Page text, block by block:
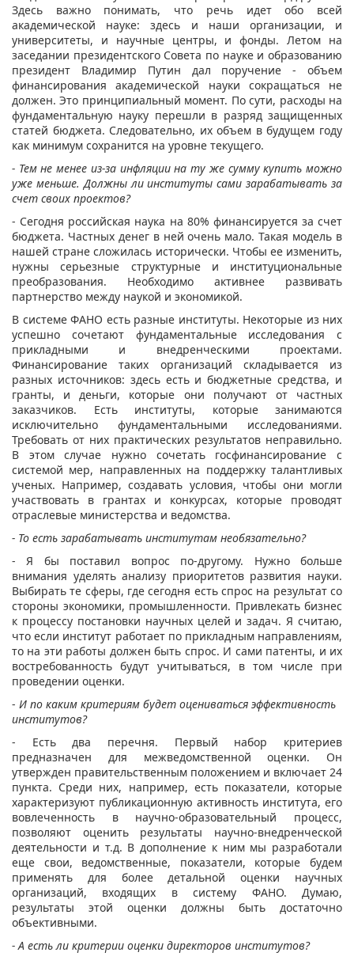
Здесь важно понимать, что речь идет обо всей
академической науке: здесь и наши организации, и
университеты, и научные центры, и фонды. Летом на
заседании президентского Совета по науке и образованию
президент Владимир Путин дал поручение - объем
финансирования академической науки сокращаться не
должен. Это принципиальный момент. По сути, расходы на
фундаментальную науку перешли в разряд защищенных
статей бюджета. Следовательно, их объем в будущем году
как минимум сохранится на уровне текущего.
- Тем не менее из-за инфляции на ту же сумму купить можно
уже меньше. Должны ли институты сами зарабатывать за
счет своих проектов?
- Сегодня российская наука на 80% финансируется за счет
бюджета. Частных денег в ней очень мало. Такая модель в
нашей стране сложилась исторически. Чтобы ее изменить,
нужны серьезные структурные и институциональные
преобразования. Необходимо активнее развивать
партнерство между наукой и экономикой.
В системе ФАНО есть разные институты. Некоторые из них
успешно сочетают фундаментальные исследования с
прикладными и внедренческими проектами.
Финансирование таких организаций складывается из
разных источников: здесь есть и бюджетные средства, и
гранты, и деньги, которые они получают от частных
заказчиков. Есть институты, которые занимаются
исключительно фундаментальными исследованиями.
Требовать от них практических результатов неправильно.
В этом случае нужно сочетать госфинансирование с
системой мер, направленных на поддержку талантливых
ученых. Например, создавать условия, чтобы они могли
участвовать в грантах и конкурсах, которые проводят
отраслевые министерства и ведомства.
- То есть зарабатывать институтам необязательно?
- Я бы поставил вопрос по-другому. Нужно больше
внимания уделять анализу приоритетов развития науки.
Выбирать те сферы, где сегодня есть спрос на результат со
стороны экономики, промышленности. Привлекать бизнес
к процессу постановки научных целей и задач. Я считаю,
что если институт работает по прикладным направлениям,
то на эти работы должен быть спрос. И сами патенты, и их
востребованность будут учитываться, в том числе при
проведении оценки.
- И по каким критериям будет оцениваться эффективность
институтов?
- Есть два перечня. Первый набор критериев
предназначен для межведомственной оценки. Он
утвержден правительственным положением и включает 24
пункта. Среди них, например, есть показатели, которые
характеризуют публикационную активность института, его
вовлеченность в научно-образовательный процесс,
позволяют оценить результаты научно-внедренческой
деятельности и т.д. В дополнение к ним мы разработали
еще свои, ведомственные, показатели, которые будем
применять для более детальной оценки научных
организаций, входящих в систему ФАНО. Думаю,
результаты этой оценки должны быть достаточно
объективными.
- А есть ли критерии оценки директоров институтов?